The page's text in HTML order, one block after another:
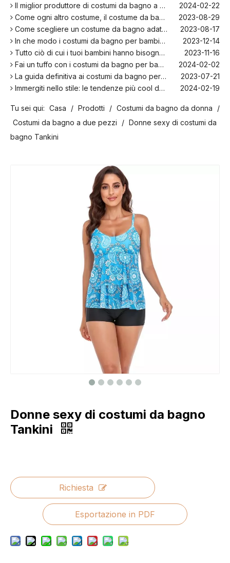
Il miglior produttore di costumi da bagno a Bali!
2024-02-22
Come ogni altro costume, il costume da bagno per bambini: una piacevole zona per rilassarsi sulla spiaggia
2023-08-29
Come scegliere un costume da bagno adatto per i bambini
2023-08-17
In che modo i costumi da bagno per bambini sono più comodi con l'elastan?
2023-12-14
Tutto ciò di cui i tuoi bambini hanno bisogno per nuotare quest'estate
2023-11-16
Fai un tuffo con i costumi da bagno per bambini più alla moda della stagione!
2024-02-02
La guida definitiva ai costumi da bagno per bambini: comfort, design e sicurezza
2023-07-21
Immergiti nello stile: le tendenze più cool della stagione per i costumi da bagno per bambini
2024-02-19
Le migliori opzioni per costumi da bagno taglie forti per la spiaggia e la piscina
2023-08-16
I migliori produttori di costumi da bagno nel Regno Unito
2024-02-23
I migliori costumi da bagno per la tua prossima vacanza in spiaggia
Come scegliere un costume da bagno adatto per i bambini
In che modo i costumi da bagno per bambini sono più comodi con l'elastan?
Tutto ciò di cui i tuoi bambini hanno bisogno per nuotare quest'estate
Fai un tuffo con i costumi da bagno per bambini più alla moda della stagione!
Tu sei qui: Casa / Prodotti / Costumi da bagno da donna
/
Costumi da bagno a due pezzi
/ Donne sexy di costumi da
bagno Tankini
Donne sexy di costumi da bagno
Tankini
Richiesta
Esportazione in PDF